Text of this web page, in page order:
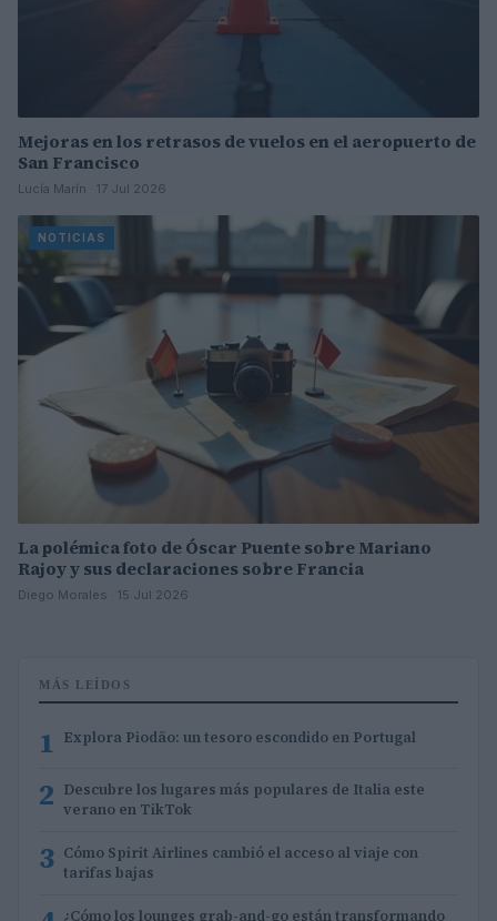
Mejoras en los retrasos de vuelos en el aeropuerto de
San Francisco
Lucía Marín · 17 Jul 2026
NOTICIAS
La polémica foto de Óscar Puente sobre Mariano
Rajoy y sus declaraciones sobre Francia
Diego Morales · 15 Jul 2026
MÁS LEÍDOS
1 Explora Piodão: un tesoro escondido en Portugal
2 Descubre los lugares más populares de Italia este
verano en TikTok
3 Cómo Spirit Airlines cambió el acceso al viaje con
tarifas bajas
¿Cómo los lounges grab-and-go están transformando